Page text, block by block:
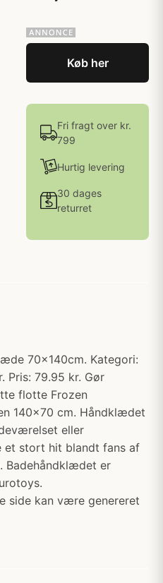
Køb her
Fri fragt over kr.
799
Hurtig levering
30 dages
returret
70x140cm. Kategori:
Pris: 79.95 kr. Gør
flotte Frozen
140x70 cm. Håndklædet
eller
et stort hit blandt fans af
Badehåndklædet er
side kan være genereret